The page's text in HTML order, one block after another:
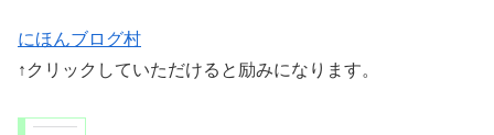
にほんブログ村
↑クリックしていただけると励みになります。